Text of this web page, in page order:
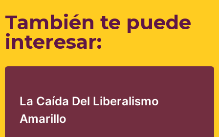
documentation.
También te puede
interesar:
La Caída Del Liberalismo
Amarillo